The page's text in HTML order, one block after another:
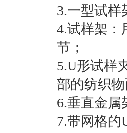
3.一型试样
4.试样架：
节；
5.U形试样
部的纺织
6.垂直金属
7.带网格的